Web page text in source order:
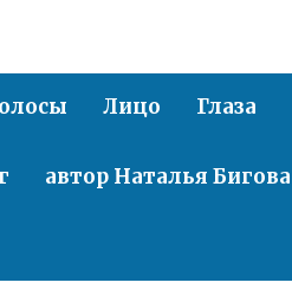
Лицо Глаза
автор Наталья Бигова